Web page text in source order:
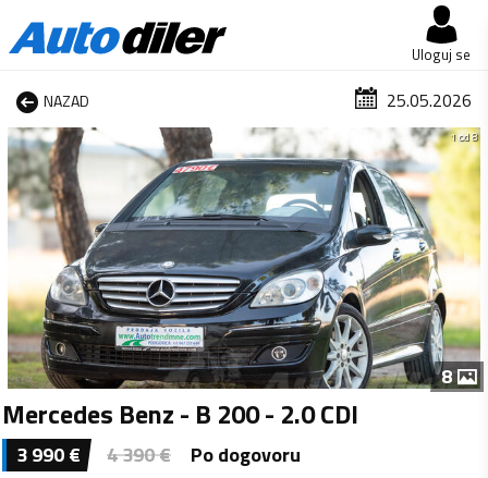
Uloguj se
NAZAD 25.05.2026
1 od 8
8
Mercedes Benz - B 200 - 2.0 CDI
3 990€ 4 390€ Po dogovoru